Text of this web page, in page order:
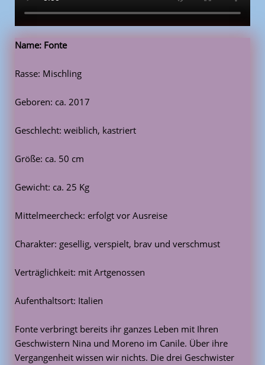
Name: Fonte
Rasse: Mischling
Geboren: ca. 2017
Geschlecht: weiblich, kastriert
Größe: ca. 50 cm
Gewicht: ca. 25 Kg
Mittelmeercheck: erfolgt vor Ausreise
Charakter: gesellig, verspielt, brav und verschmust
Verträglichkeit: mit Artgenossen
Aufenthaltsort: Italien
Fonte verbringt bereits ihr ganzes Leben mit Ihren
Geschwistern Nina und Moreno im Canile. Über ihre
Vergangenheit wissen wir nichts. Die drei Geschwister